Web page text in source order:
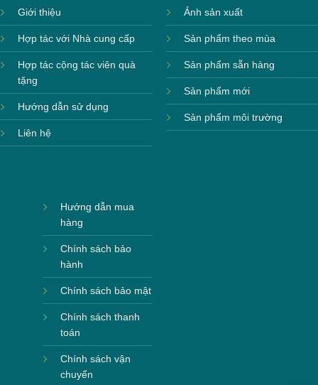
Giới thiệu
Hợp tác với Nhà cung cấp
Hợp tác cộng tác viên quà
tặng
Hướng dẫn sử dụng
Liên hệ
Ảnh sản xuất
Sản phẩm theo mùa
Sản phẩm sẵn hàng
Sản phẩm mới
Sản phẩm môi trường
Hướng dẫn mua
hàng
Chính sách bảo
hành
Chính sách bảo mật
Chính sách thanh
toán
Chính sách vận
chuyển